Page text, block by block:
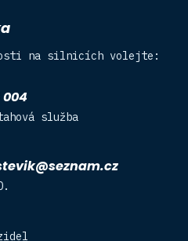
na silnicích volejte:
004
služba